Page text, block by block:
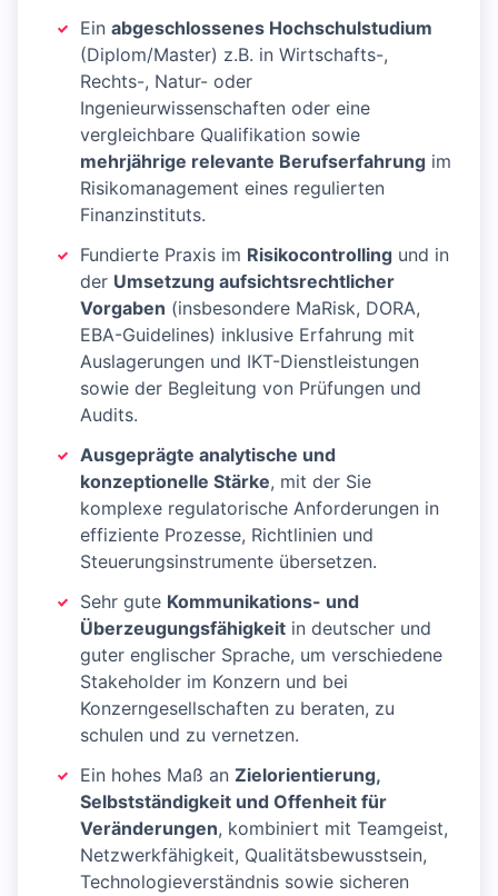
Ein abgeschlossenes Hochschulstudium
(Diplom/Master) z.B. in Wirtschafts-,
Rechts-, Natur- oder
Ingenieurwissenschaften oder eine
vergleichbare Qualifikation sowie
mehrjährige relevante Berufserfahrung im
Risikomanagement eines regulierten
Finanzinstituts.
Fundierte Praxis im Risikocontrolling und in
der Umsetzung aufsichtsrechtlicher
Vorgaben (insbesondere MaRisk, DORA,
EBA-Guidelines) inklusive Erfahrung mit
Auslagerungen und IKT-Dienstleistungen
sowie der Begleitung von Prüfungen und
Audits.
Ausgeprägte analytische und
konzeptionelle Stärke, mit der Sie
komplexe regulatorische Anforderungen in
effiziente Prozesse, Richtlinien und
Steuerungsinstrumente übersetzen.
Sehr gute Kommunikations- und
Überzeugungsfähigkeit in deutscher und
guter englischer Sprache, um verschiedene
Stakeholder im Konzern und bei
Konzerngesellschaften zu beraten, zu
schulen und zu vernetzen.
Ein hohes Maß an Zielorientierung,
Selbstständigkeit und Offenheit für
Veränderungen, kombiniert mit Teamgeist,
Netzwerkfähigkeit, Qualitätsbewusstsein,
Technologieverständnis sowie sicheren